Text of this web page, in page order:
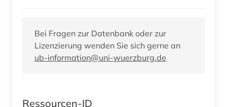
Bei Fragen zur Datenbank oder zur
Lizenzierung wenden Sie sich gerne an
ub-information@uni-wuerzburg.de
Ressourcen-ID